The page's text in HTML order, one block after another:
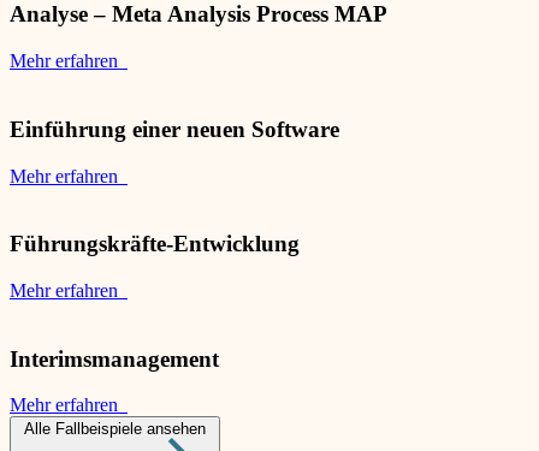
Analyse – Meta Analysis Process MAP
Mehr erfahren
Einführung einer neuen Software
Mehr erfahren
Führungskräfte-Entwicklung
Mehr erfahren
Interimsmanagement
Mehr erfahren
Alle Fallbeispiele ansehen